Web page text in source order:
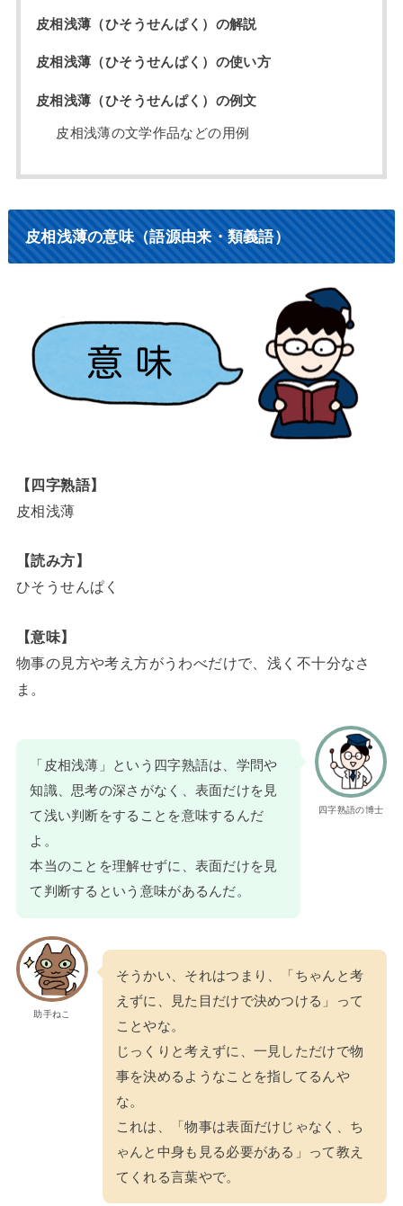
皮相浅薄（ひそうせんぱく）の解説
皮相浅薄（ひそうせんぱく）の使い方
皮相浅薄（ひそうせんぱく）の例文
皮相浅薄の文学作品などの用例
皮相浅薄の意味（語源由来・類義語）
【四字熟語】
皮相浅薄
【読み方】
ひそうせんぱく
【意味】
物事の見方や考え方がうわべだけで、浅く不十分なさ
ま。
四字熟語の博士
「皮相浅薄」という四字熟語は、学問や
知識、思考の深さがなく、表面だけを見
て浅い判断をすることを意味するんだ
よ。
本当のことを理解せずに、表面だけを見
て判断するという意味があるんだ。
助手ねこ
そうかい、それはつまり、「ちゃんと考
えずに、見た目だけで決めつける」って
ことやな。
じっくりと考えずに、一見しただけで物
事を決めるようなことを指してるんや
な。
これは、「物事は表面だけじゃなく、ち
ゃんと中身も見る必要がある」って教え
てくれる言葉やで。